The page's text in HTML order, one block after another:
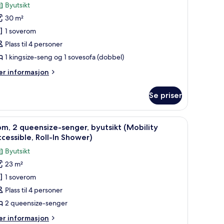
anmeldelse)
Byutsikt
30 m²
1 soverom
Plass til 4 personer
1 kingsize-seng og 1 sovesofa (dobbel)
informasjon
Se priser
på rommet og skrivebord Dundyner, senger med overmadrass, safe
5
2 queensize-senger, byutsikt (Mobility
Roll-In Shower)
Byutsikt
23 m²
1 soverom
Plass til 4 personer
2 queensize-senger
informasjon